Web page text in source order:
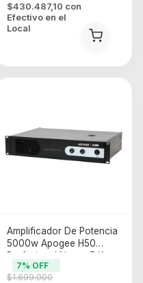
$430.487,10 con
Efectivo en el
Local
Amplificador De Potencia
5000w Apogee H50
Profesional Negro 5 Kw
$1.699.000
7% OFF